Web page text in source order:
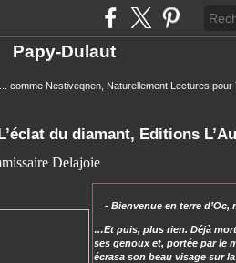
Papy-Dulaut
comme Nestiveqnen, Naturellement Lectures pour
du diamant, Editions
Delajoie
- Bienvenue en terre
…Et puis, plus rien. Déjà
ses genoux et, portée par le
écrasa son beau visage sur